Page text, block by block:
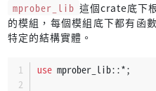
mprober_lib 這個crate底下
的模組，每個模組底下都有函
特定的結構實體。
use mprober_lib::*;